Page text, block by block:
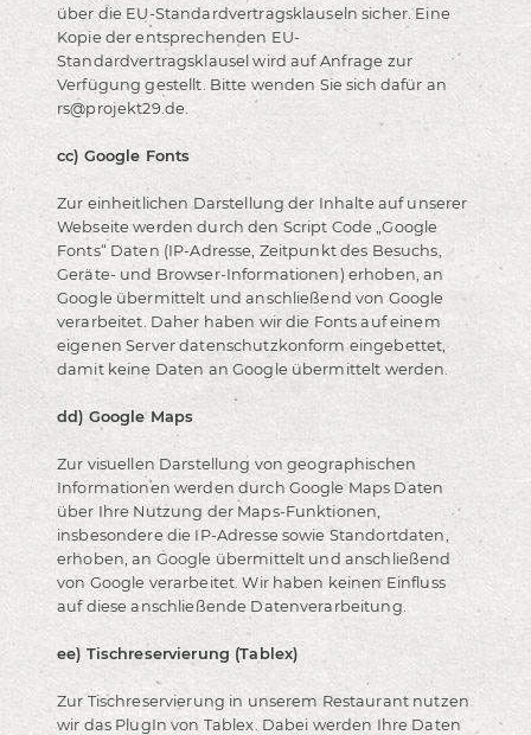
über die EU-Standardvertragsklauseln sicher. Eine
Kopie der entsprechenden EU-
Standardvertragsklausel wird auf Anfrage zur
Verfügung gestellt. Bitte wenden Sie sich dafür an
rs@projekt29.de.
cc) Google Fonts
Zur einheitlichen Darstellung der Inhalte auf unserer
Webseite werden durch den Script Code „Google
Fonts“ Daten (IP-Adresse, Zeitpunkt des Besuchs,
Geräte- und Browser-Informationen) erhoben, an
Google übermittelt und anschließend von Google
verarbeitet. Daher haben wir die Fonts auf einem
eigenen Server datenschutzkonform eingebettet,
damit keine Daten an Google übermittelt werden.
dd) Google Maps
Zur visuellen Darstellung von geographischen
Informationen werden durch Google Maps Daten
über Ihre Nutzung der Maps-Funktionen,
insbesondere die IP-Adresse sowie Standortdaten,
erhoben, an Google übermittelt und anschließend
von Google verarbeitet. Wir haben keinen Einfluss
auf diese anschließende Datenverarbeitung.
ee) Tischreservierung (Tablex)
Zur Tischreservierung in unserem Restaurant nutzen
wir das PlugIn von Tablex. Dabei werden Ihre Daten